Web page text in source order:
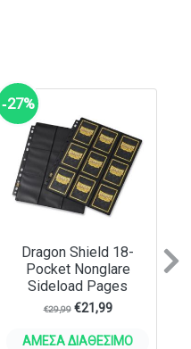
‑27%
Dragon Shield 18-
Pocket Nonglare
Sideload Pages
€29,99 €21,99
ΆΜΕΣΑ ΔΙΑΘΈΣΙΜΟ